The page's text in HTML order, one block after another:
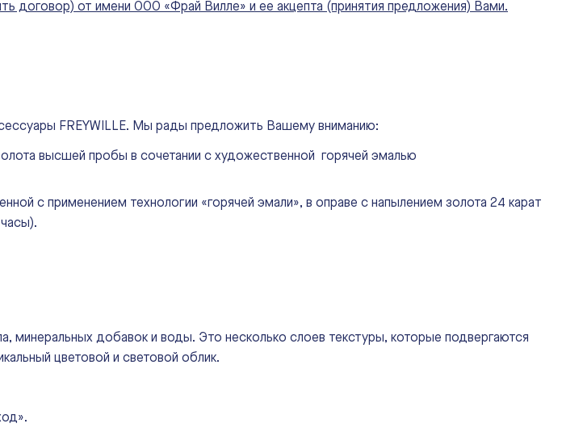
договор) от имени ООО «Фрай Вилле» и ее акцепта (принятия предложения) Вами.
FREYWILLE. Мы рады предложить Вашему вниманию:
высшей пробы в сочетании с художественной горячей эмалью
с применением технологии «горячей эмали», в оправе с напылением золота 24 карат
минеральных добавок и воды. Это несколько слоев текстуры, которые подвергаются
цветовой и световой облик.